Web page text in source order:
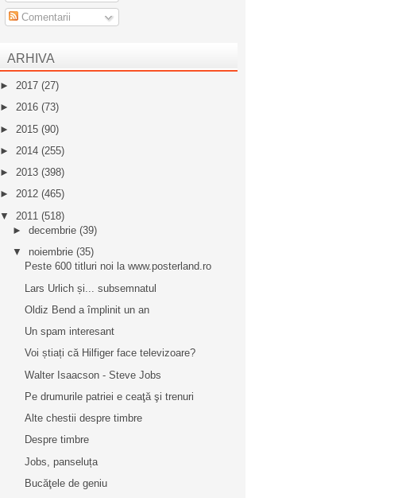
Comentarii
ARHIVA
► 2017 (27)
► 2016 (73)
► 2015 (90)
► 2014 (255)
► 2013 (398)
► 2012 (465)
▼ 2011 (518)
► decembrie (39)
▼ noiembrie (35)
Peste 600 titluri noi la www.posterland.ro
Lars Urlich și... subsemnatul
Oldiz Bend a împlinit un an
Un spam interesant
Voi știați că Hilfiger face televizoare?
Walter Isaacson - Steve Jobs
Pe drumurile patriei e ceaţă şi trenuri
Alte chestii despre timbre
Despre timbre
Jobs, panseluța
Bucăţele de geniu